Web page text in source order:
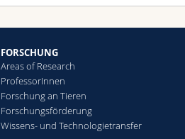
FORSCHUNG
Areas of Research
ProfessorInnen
Forschung an Tieren
Forschungsförderung
Wissens- und Technologietransfer